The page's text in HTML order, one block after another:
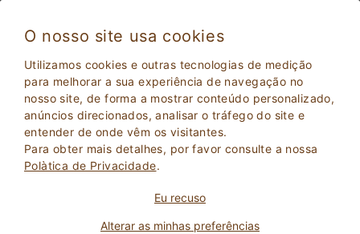
O nosso site usa cookies
Utilizamos cookies e outras tecnologias de medição
para melhorar a sua experiência de navegação no
nosso site, de forma a mostrar conteúdo personalizado,
anúncios direcionados, analisar o tráfego do site e
entender de onde vêm os visitantes.
Para obter mais detalhes, por favor consulte a nossa
Polà­tica de Privacidade.
Eu recuso
Alterar as minhas preferências
Casas de campo para famílias no Piemonte